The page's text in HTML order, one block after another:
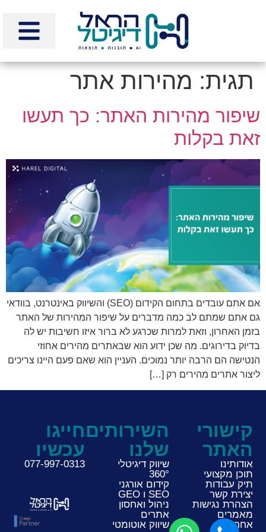
תגית: מהירות אתר
שיפור מהירות האתר: כך תעשו
זאת בקלות
אם אתם עובדים בתחום הקידום (SEO) והשיווק באינטרנט, בוודאי
גם אתם שמתם לב כמה מדברים על שיפור המהירות של האתר
בזמן האחרון, וזאת למרות שכרגע לא ברור איזו חשיבות יש לה
בדיוק בדירוגים. מה שכן ידוע הוא שבאתרים מהירים אחוזי
הנטישה הם הרבה יותר נמוכים. העניין הוא שאם פעם היינו צריכים
ליצור אתרים מהירים רק […]
קישורי
האתר
אודותינו
תוכן מקצועי
תיק עבודות
יצירת קשר
הצהרת נגישות
מאמרים
אחרונים
השירותים
שלנו
שיווק דיגיטלי
360°
קידום אורגני
SEO ו GEO
ניהול ואחסון
אתרים
שיווק אוטומטי
חייגו
עכשיו
077-997-0313